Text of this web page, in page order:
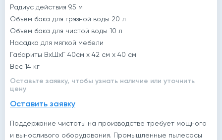
Радиус действия 9.5 м
Объем бака для грязной воды 20 л
Объем бака для чистой воды 10 л
Насадка для мягкой мебели
Габариты ВхШхГ 40см х 42 см х 40 см
Вес 14 кг
Оставьте заявку, чтобы узнать наличие или уточнить
цену
Оставить заявку
Поддержание чистоты на производстве требует мощного
и выносливого оборудования. Промышленные пылесосы